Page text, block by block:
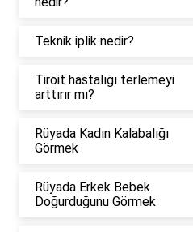
Teknik iplik nedir?
Tiroit hastalığı terlemeyi
arttırır mı?
Rüyada Kadın Kalabalığı
Görmek
Rüyada Erkek Bebek
Doğurduğunu Görmek